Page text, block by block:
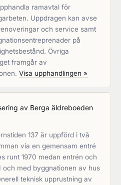
ramavtal för
Uppdragen kan avse
och service samt
på
Övriga
framgår av
Visa upphandlingen »
av Berga äldreboeden
137 är uppförd i två
via en gemensam entré
runt 1970 medan entrén och
och med byggnationen av hus
teknisk upprustning av